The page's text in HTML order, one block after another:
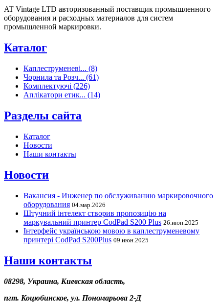
AT Vintage LTD авторизованный поставщик промышленного
оборудования и расходных материалов для систем
промышленной маркировки.
Каталог
Каплеструменеві... (8)
Чорнила та Розч... (61)
Комплектуючі (226)
Аплікатори етик... (14)
Разделы сайта
Каталог
Новости
Наши контакты
Новости
Вакансия - Инженер по обслуживанию маркировочного
оборудования 04.мар.2026
Штучний інтелект створив пропозицію на
маркувальний принтер CodPad S200 Plus 26.июн.2025
Інтерфейс українською мовою в каплеструменевому
принтері CodPad S200Plus 09.июн.2025
Наши контакты
08298, Украина, Киевская область,
пгт. Коцюбинское, ул. Пономарьова 2-Д